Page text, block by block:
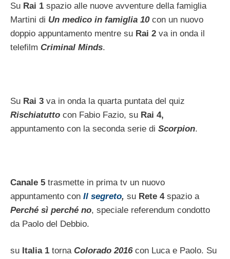
Su Rai 1 spazio alle nuove avventure della famiglia
Martini di Un medico in famiglia 10 con un nuovo
doppio appuntamento mentre su Rai 2 va in onda il
telefilm Criminal Minds.
Su Rai 3 va in onda la quarta puntata del quiz
Rischiatutto con Fabio Fazio, su Rai 4,
appuntamento con la seconda serie di Scorpion.
Canale 5 trasmette in prima tv un nuovo
appuntamento con Il segreto, su Rete 4spazio a
Perché sì perché no, speciale referendum condotto
da Paolo del Debbio.
su Italia 1 torna Colorado 2016con Luca e Paolo. Su